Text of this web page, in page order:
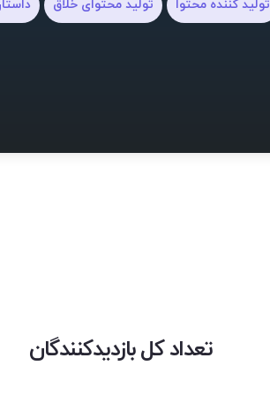
تولید کننده محتوا تولید محتوای خلاق
تعداد کل بازدیدکنندگان